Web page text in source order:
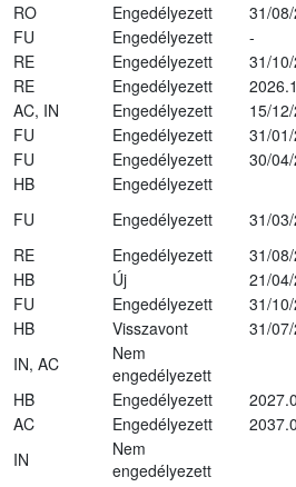
RO Engedélyezett
31/
FU Engedélyezett
-
RE Engedélyezett
31/
RE Engedélyezett
AC, IN Engedélyezett
15/
FU Engedélyezett
31/
FU Engedélyezett
30/
HB
Engedélyezett
FU Engedélyezett
31/
RE Engedélyezett
31/
HB Új
21/
FU Engedélyezett
31/
HB Visszavont
31/
IN, AC
Nem
engedélyezett
HB Engedélyezett
AC Engedélyezett
IN
Nem
engedélyezett